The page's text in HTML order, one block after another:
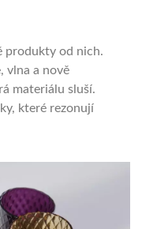
produkty od nich.
vlna a nově
materiálu sluší.
které rezonují